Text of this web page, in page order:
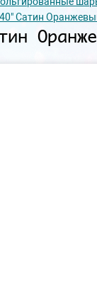
Сатин